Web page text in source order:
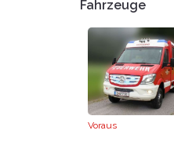
Fahrzeuge
Voraus